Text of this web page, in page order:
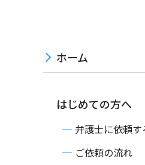
ホーム
はじめての方へ
弁護士に依頼す
ご依頼の流れ